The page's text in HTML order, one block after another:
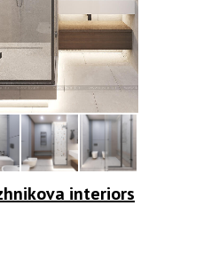
interiors